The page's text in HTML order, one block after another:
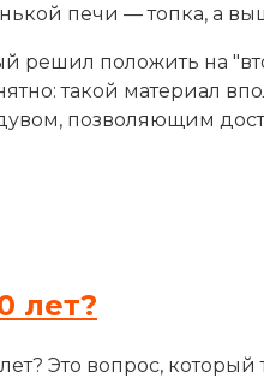
печи — топка, а
решил положить на
такой материал
позволяющим
лет?
Это вопрос, который